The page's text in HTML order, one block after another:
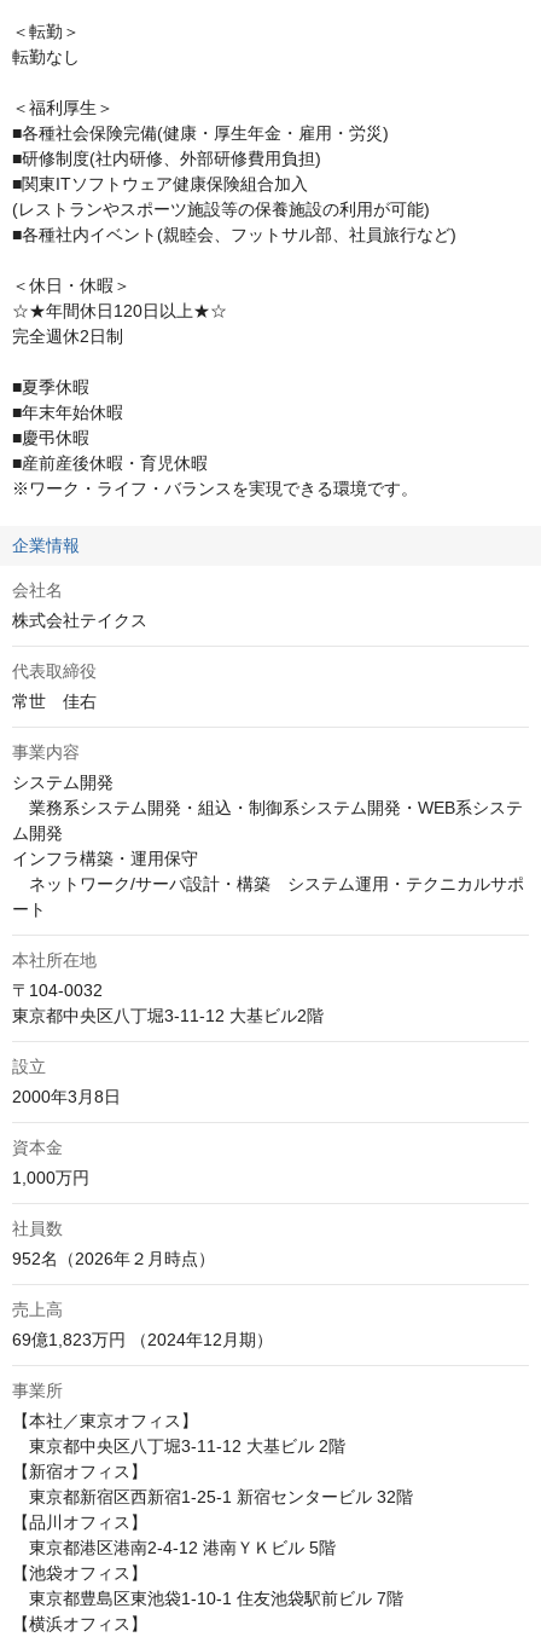
＜転勤＞
転勤なし
＜福利厚生＞
■各種社会保険完備(健康・厚生年金・雇用・労災)
■研修制度(社内研修、外部研修費用負担)
■関東ITソフトウェア健康保険組合加入
(レストランやスポーツ施設等の保養施設の利用が可能)
■各種社内イベント(親睦会、フットサル部、社員旅行など)
＜休日・休暇＞
☆★年間休日120日以上★☆
完全週休2日制
■夏季休暇
■年末年始休暇
■慶弔休暇
■産前産後休暇・育児休暇
※ワーク・ライフ・バランスを実現できる環境です。
企業情報
会社名
株式会社テイクス
代表取締役
事業内容
システム開発
業務系システム開発・組込・制御系システム開発・WEB系システ
ム開発
インフラ構築・運用保守
ネットワーク/サーバ設計・構築　システム運用・テクニカルサポ
ート
本社所在地
〒104-0032
東京都中央区八丁堀3‑11‑12 大基ビル2階
設立
2000年3月8日
資本金
1,000万円
社員数
952名（2026年２月時点）
売上高
69億1,823万円 （2024年12月期）
事業所
【本社／東京オフィス】
東京都中央区八丁堀3‑11‑12 大基ビル 2階
【新宿オフィス】
東京都新宿区西新宿1-25-1 新宿センタービル 32階
【品川オフィス】
東京都港区港南2-4-12 港南ＹＫビル 5階
【池袋オフィス】
東京都豊島区東池袋1-10-1 住友池袋駅前ビル 7階
【横浜オフィス】